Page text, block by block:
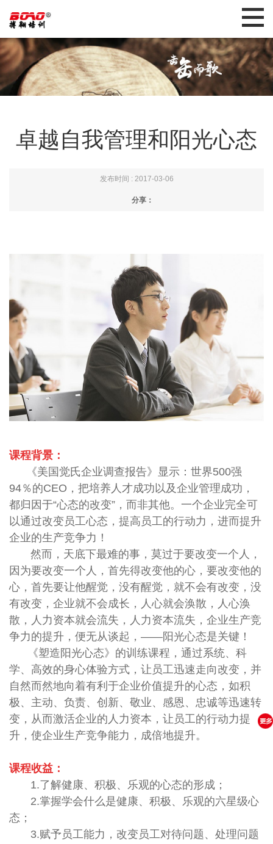
卓越自我管理和阳光心态
发布时间 : 2017-03-06
分享：
课程背景：
《美国觉氏企业调查报告》显示：世界500强
94％的CEO，把培养人才成功以及企业管理成功，
都归因于“心态的改变”，而非其他。一个企业完全可
以通过改变员工心态，提高员工的行动力，进而提升
企业的生产竞争力！
然而，天底下最难的事，莫过于要改变一个人，
因为要改变一个人，首先得改变他的心，要改变他的
心，首先要让他醒觉，没有醒觉，就不会有改变，没
有改变，企业就不会成长，人心就会涣散，人心涣
散，人力资本就会流失，人力资本流失，企业生产竞
争力的提升，便无从谈起，——阳光心态是关键！
《塑造阳光心态》的训练课程，通过系统、科
学、高效的身心体验方式，让员工迅速走向改变，并
自然而然地向着有利于企业价值提升的心态，如积
极、主动、负责、创新、敬业、感恩、忠诚等迅速转
变，从而激活企业的人力资本，让员工的行动力提
升，使企业生产竞争能力，成倍地提升。
课程收益：
1.了解健康、积极、乐观的心态的形成；
2.掌握学会什么是健康、积极、乐观的六星级心
态；
3.赋予员工能力，改变员工对待问题、处理问题